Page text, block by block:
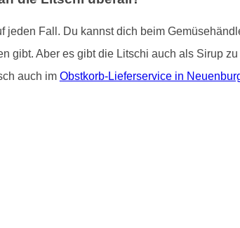
jeden Fall. Du kannst dich beim
gibt. Aber es gibt die Litschi auch als Sirup
auch im Obstkorb-Lieferservice in